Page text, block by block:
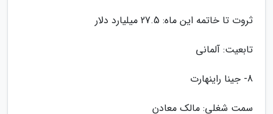
ثروت تا خاتمه این ماه: 27.5 میلیارد دلار
تابعیت: آلمانی
8- جینا راینهارت
سمت شغلی: مالک معادن